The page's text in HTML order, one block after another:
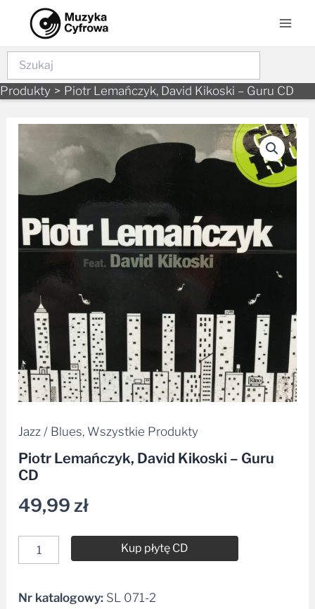
content
Szukaj
Produkty Piotr Lemańczyk, David Kikoski – Guru CD
Jazz / Blues, Wszystkie Produkty
Piotr Lemańczyk, David Kikoski – Guru
CD
49,99zł
Lemańczyk,
CD
Kup płytę CD
Alternative:
Nr katalogowy: SL 071-2